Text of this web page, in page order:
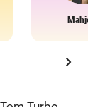
chevron_right